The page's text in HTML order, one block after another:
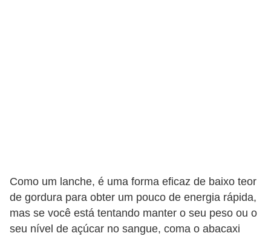
Como um lanche, é uma forma eficaz de baixo teor
de gordura para obter um pouco de energia rápida,
mas se você está tentando manter o seu peso ou o
seu nível de açúcar no sangue, coma o abacaxi
s
a
ú